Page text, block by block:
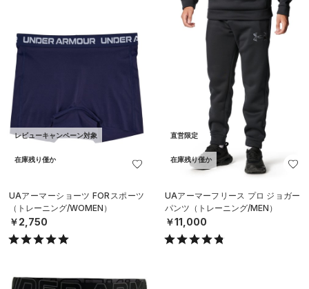
レビューキャンペーン対象
在庫残り僅か
UAアーマーショーツ FORスポーツ
（トレーニング/WOMEN）
￥2,750
直営限定
在庫残り僅か
UAアーマーフリース プロ ジョガー
パンツ（トレーニング/MEN）
￥11,000